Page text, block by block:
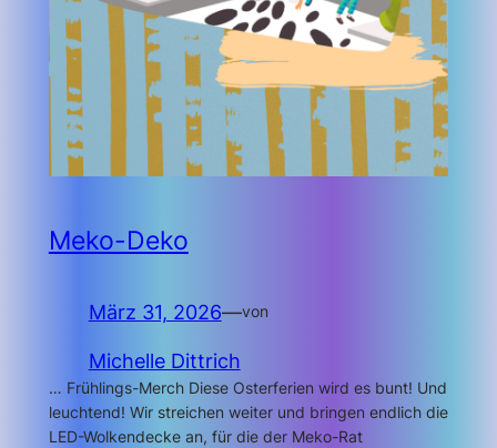
Meko-Deko
März 31, 2026—von
Michelle Dittrich
… Frühlings-Merch Diese Osterferien wird es bunt! Und
leuchtend! Wir streichen weiter und bringen endlich die
LED-Wolkendecke an, für die der Meko-Rat